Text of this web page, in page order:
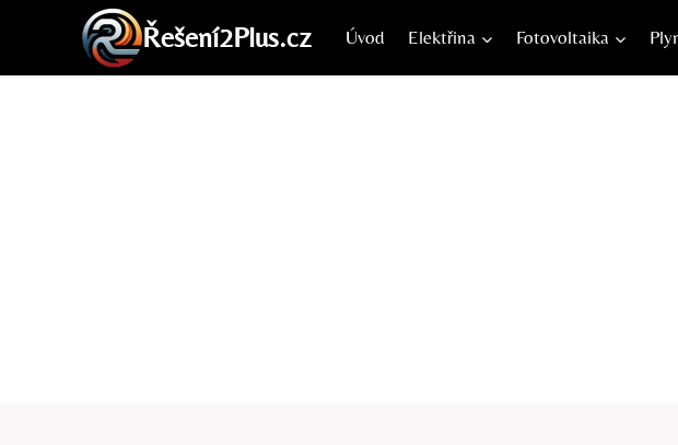
obsah
Řešení2Plus.cz Úvod Elektřina Fotovoltaika